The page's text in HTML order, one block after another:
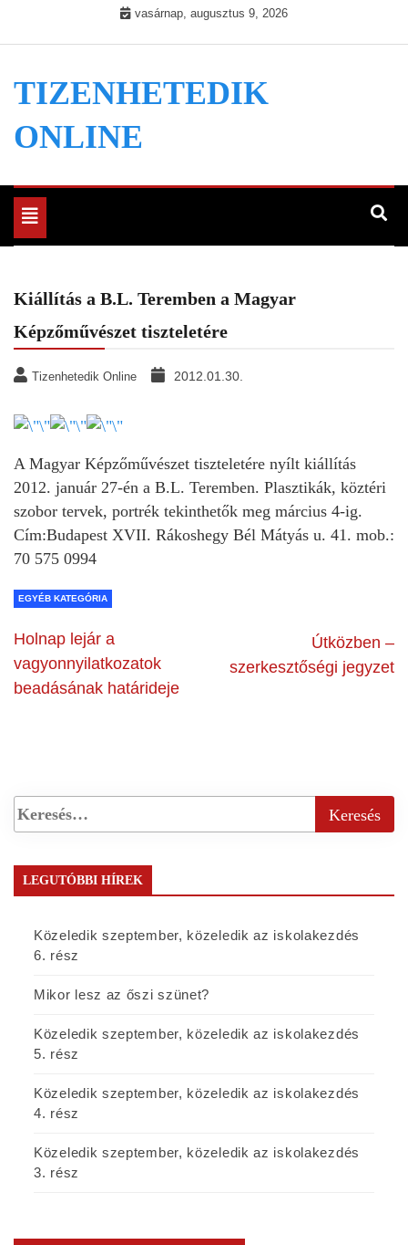
vasárnap, augusztus 9, 2026
TIZENHETEDIK
ONLINE
Toggle
navigation
Kiállítás a B.L. Teremben a Magyar
Képzőművészet tiszteletére
Tizenhetedik Online 2012.01.30.
A Magyar Képzőművészet tiszteletére nyílt kiállítás
2012. január 27-én a B.L. Teremben. Plasztikák, köztéri
szobor tervek, portrék tekinthetők meg március 4-ig.
Cím:Budapest XVII. Rákoshegy Bél Mátyás u. 41. mob.:
70 575 0994
EGYÉB KATEGÓRIA
Holnap lejár a
vagyonnyilatkozatok
beadásának határideje
Útközben –
szerkesztőségi jegyzet
LEGUTÓBBI HÍREK
Közeledik szeptember, közeledik az iskolakezdés
6. rész
Mikor lesz az őszi szünet?
Közeledik szeptember, közeledik az iskolakezdés
5. rész
Közeledik szeptember, közeledik az iskolakezdés
4. rész
Közeledik szeptember, közeledik az iskolakezdés
3. rész